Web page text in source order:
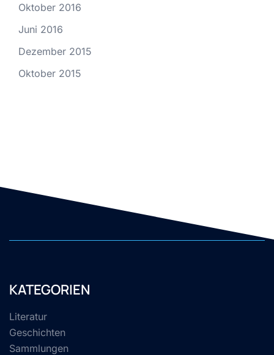
Oktober 2016
Juni 2016
Dezember 2015
Oktober 2015
KATEGORIEN
Literatur
Geschichten
Sammlungen